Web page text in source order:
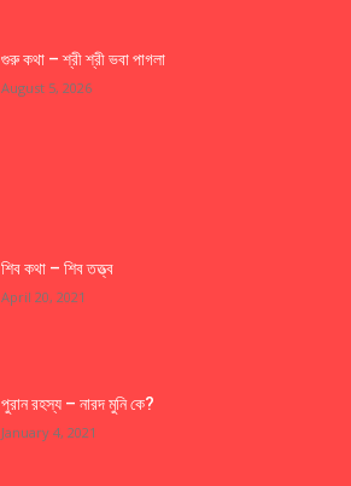
গুরু কথা – শ্রী শ্রী ভবা পাগলা
August 5, 2026
শিব কথা – শিব তত্ত্ব
April 20, 2021
পুরান রহস্য – নারদ মুনি কে?
January 4, 2021